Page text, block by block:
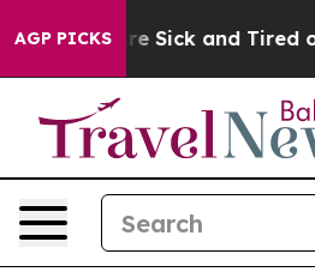
AGP PICKSAre Sick and Tired of